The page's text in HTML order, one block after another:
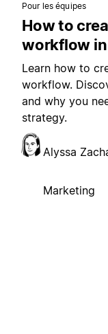
Pour les équipes
How to
workflow
Learn how to
workflow.
and why you
strategy.
Alyssa
Marketing